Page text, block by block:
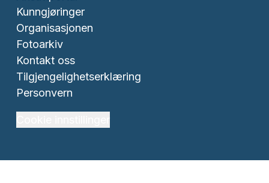
Kunngjøringer
Organisasjonen
Fotoarkiv
Kontakt oss
Tilgjengelighetserklæring
Personvern